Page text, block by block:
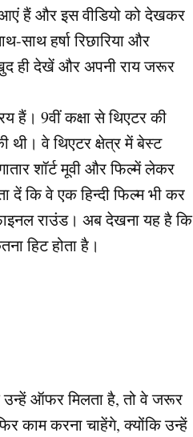
हैं और इस वीडियो को देखकर
हर्षा रिछारिया और
ही देखें और अपनी राय जरूर
हैं। 9वीं कक्षा से थिएटर की
वे थिएटर क्षेत्र में बेस्ट
शॉर्ट मूवी और फिल्में लेकर
कि वे एक हिन्दी फिल्म भी कर
राउंड। अब देखना यह है कि
हिट होता है।
उन्हें ऑफर मिलता है, तो वे जरूर
काम करना चाहेंगे, क्योंकि उन्हें